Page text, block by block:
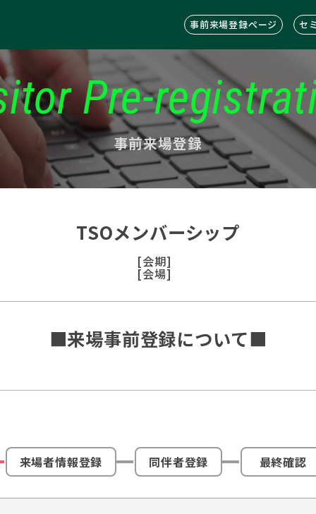
事前来場登録ページ セ
Pre-
事前来場登録
TSOメンバーシップ
[会期]
[会場]
■来場事前登録について■
来場者情報登録 同伴者登録 最終確認